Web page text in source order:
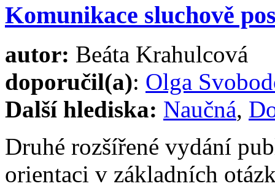
Komunikace sluchově
autor: Beáta Krahulcová
doporučil(a): Olga
Další hlediska: Naučná,
Druhé rozšířené vydání
orientaci v základních